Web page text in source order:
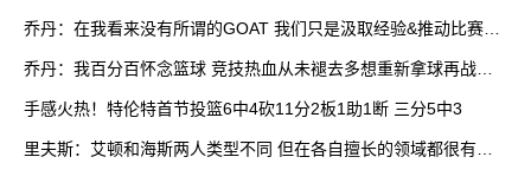
乔丹：在我看来没有所谓的GOAT 我们只是汲取经验&推动比赛发
乔丹：我百分百怀念篮球 竞技热血从未褪去多想重新拿球再战一
手感火热！特伦特首节投篮6中4砍11分2板1助1断 三分5中3
里夫斯：艾顿和海斯两人类型不同 但在各自擅长的领域都很有效